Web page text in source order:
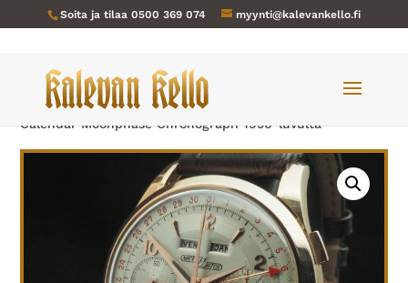
Soita ja tilaa 0500 369 074 myynti@kalevankello.fi
Verkkokauppa/Miesten kellot
/ Nicolet Watch-001 Triple
Calendar Moonphase Chronograph 1950-luvulta